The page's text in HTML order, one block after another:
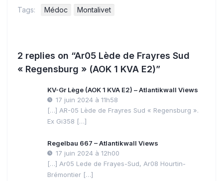
Tags: Médoc Montalivet
2 replies on “Ar05 Lède de Frayres Sud
« Regensburg » (AOK 1 KVA E2)”
KV-Gr Lège (AOK 1 KVA E2) – Atlantikwall Views
17 juin 2024 à 11h58
[…] AR-05 Lède de Frayres Sud « Regensburg ».
Ex Gi358 […]
Regelbau 667 – Atlantikwall Views
17 juin 2024 à 12h00
[…] Ar05 Lede de Frayes-Sud, Ar08 Hourtin-
Brémontier […]